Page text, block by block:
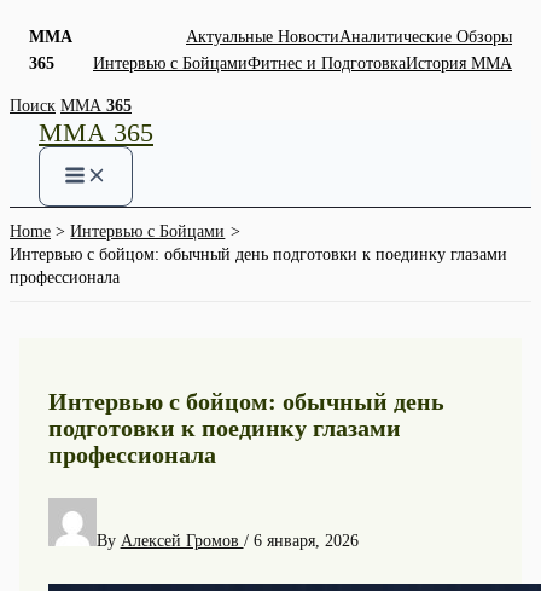
ММА
365
Актуальные НовостиАналитические Обзоры
Интервью с БойцамиФитнес и ПодготовкаИстория ММА
Skip
content
Поиск ММА 365
ММА 365
Home
Интервью с Бойцами
Интервью с бойцом: обычный день подготовки к поединку глазами
профессионала
Интервью с бойцом: обычный день
подготовки к поединку глазами
профессионала
By Алексей Громов / 6 января, 2026